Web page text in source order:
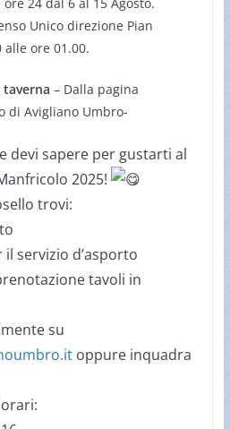
Unico direzione Pian
alle ore 01.00.
– Dalla pagina
di Avigliano Umbro-
devi sapere per gustarti al
2025!
trovi:
servizio d’asporto
tavoli in
su
oppure inquadra